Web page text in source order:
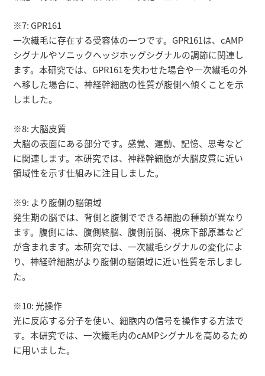
※7: GPR161
一次繊毛に存在する受容体の一つです。GPR161は、cAMP
シグナルやソニックヘッジホッグシグナルの調節に関連し
ます。本研究では、GPR161を失わせた場合や一次繊毛の外
へ移した場合に、神経幹細胞の性質が腹側へ傾くことを示
しました。
※8: 大脳皮質
大脳の表面にある部分です。感覚、運動、記憶、思考など
に関連します。本研究では、神経幹細胞が大脳皮質に近い
領域性を示す仕組みに注目しました。
※9: より腹側の脳領域
発生期の脳では、背側と腹側でできる細胞の種類が異なり
ます。腹側には、腹側終脳、腹側前脳、視床下部原基など
が含まれます。本研究では、一次繊毛シグナルの変化によ
り、神経幹細胞がより腹側の脳領域に近い性質を示しまし
た。
※10: 光操作
光に反応する分子を使い、細胞内の信号を操作する方法で
す。本研究では、一次繊毛内のcAMPシグナルを高めるため
に用いました。